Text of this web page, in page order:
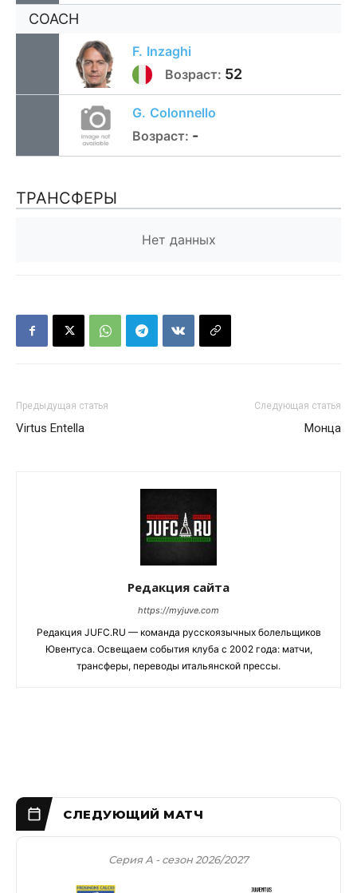
COACH
F. Inzaghi
Возраст: 52
G. Colonnello
Возраст: -
ТРАНСФЕРЫ
Нет данных
Предыдущая статья
Virtus Entella
Следующая статья
Монца
Редакция сайта
https://myjuve.com
Редакция JUFC.RU — команда русскоязычных болельщиков
Ювентуса. Освещаем события клуба с 2002 года: матчи,
трансферы, переводы итальянской прессы.
Серия А - сезон 2026/2027